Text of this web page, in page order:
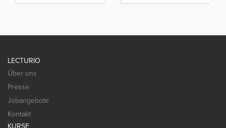
LECTURIO
Über uns
Presse
Jobangebote
Kontakt
KURSE